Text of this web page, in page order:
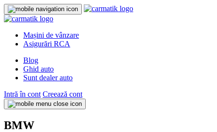
Mașini de vânzare
Asigurări RCA
Blog
Ghid auto
Sunt dealer auto
Intră în cont Creează cont
BMW